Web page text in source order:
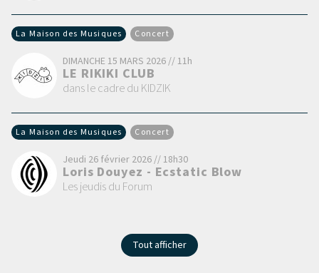
La Maison des Musiques Concert
DIMANCHE 15 MARS 2026 // 11h
LE RIKIKI CLUB
dans le cadre du KIDZIK
La Maison des Musiques Concert
Jeudi 26 février 2026 // 18h30
Loris Douyez - Ecstatic Blow
Les jeudis du Forum
Tout afficher